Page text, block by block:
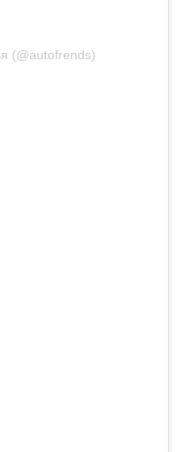
(@autofrends)